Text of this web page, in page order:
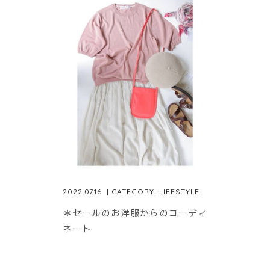
2022.07.16 | CATEGORY: LIFESTYLE
＊セールのお洋服からのコーディ
ネート